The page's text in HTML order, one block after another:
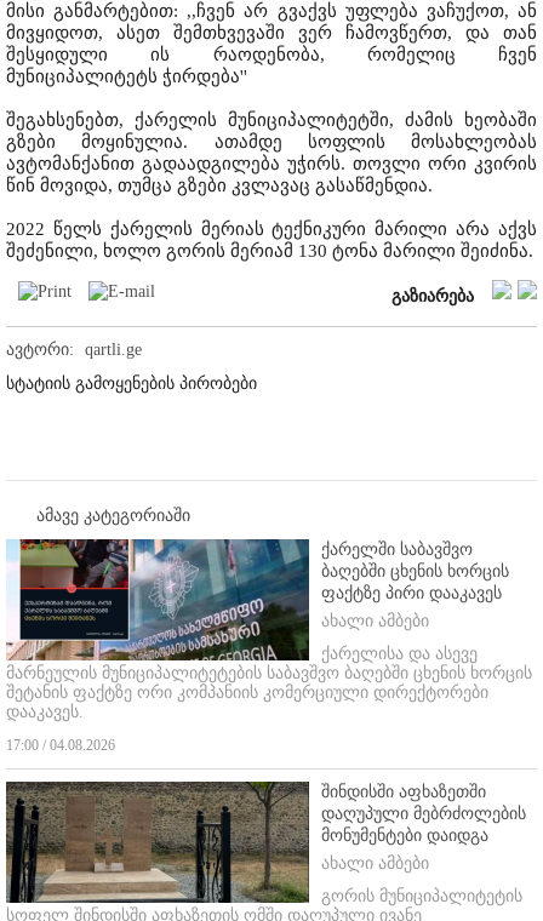
მისი განმარტებით: ,,ჩვენ არ გვაქვს უფლება ვაჩუქოთ, ან
მივყიდოთ, ასეთ შემთხვევაში ვერ ჩამოვწერთ, და თან
შესყიდული ის რაოდენობა, რომელიც ჩვენ
მუნიციპალიტეტს ჭირდება''
შეგახსენებთ, ქარელის მუნიციპალიტეტში, ძამის ხეობაში
გზები მოყინულია. ათამდე სოფლის მოსახლეობას
ავტომანქანით გადაადგილება უჭირს. თოვლი ორი კვირის
წინ მოვიდა, თუმცა გზები კვლავაც გასაწმენდია.
2022 წელს ქარელის მერიას ტექნიკური მარილი არა აქვს
შეძენილი, ხოლო გორის მერიამ 130 ტონა მარილი შეიძინა.
გაზიარება
ავტორი:
qartli.ge
სტატიის გამოყენების პირობები
ამავე კატეგორიაში
ქარელში საბავშვო
ბაღებში ცხენის ხორცის
ფაქტზე პირი დააკავეს
ახალი ამბები
ქარელისა და ასევე
მარნეულის მუნიციპალიტეტების საბავშვო ბაღებში ცხენის ხორცის
შეტანის ფაქტზე ორი კომპანიის კომერციული დირექტორები
დააკავეს.
17:00 / 04.08.2026
შინდისში აფხაზეთში
დაღუპული მებრძოლების
მონუმენტები დაიდგა
ახალი ამბები
გორის მუნიციპალიტეტის
სოფელ შინდისში აფხაზეთის ომში დაღუპული ივანე